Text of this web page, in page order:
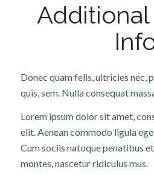
Donec quam felis, ultricies nec,
quis, sem. Nulla consequat
Lorem ipsum dolor sit amet,
elit. Aenean commodo ligula
Cum sociis natoque penatibus
montes, nascetur ridiculus mus.